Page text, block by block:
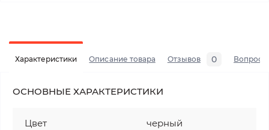
Характеристики Описание товара Отзывов 0 Вопросы
ОСНОВНЫЕ ХАРАКТЕРИСТИКИ
Цвет черный